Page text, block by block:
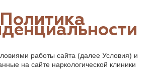
Политика
работы сайта (далее Условия) и
на сайте наркологической клиники